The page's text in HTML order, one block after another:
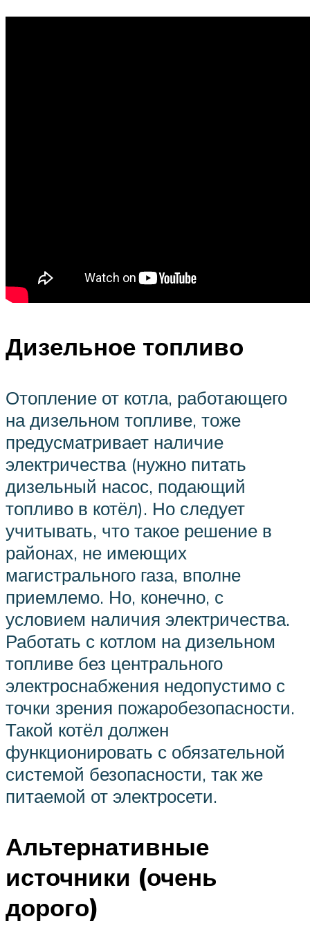
Дизельное топливо
Отопление от котла, работающего
на дизельном топливе, тоже
предусматривает наличие
электричества (нужно питать
дизельный насос, подающий
топливо в котёл). Но следует
учитывать, что такое решение в
районах, не имеющих
магистрального газа, вполне
приемлемо. Но, конечно, с
условием наличия электричества.
Работать с котлом на дизельном
топливе без центрального
электроснабжения недопустимо с
точки зрения пожаробезопасности.
Такой котёл должен
функционировать с обязательной
системой безопасности, так же
питаемой от электросети.
Альтернативные
источники (очень
дорого)